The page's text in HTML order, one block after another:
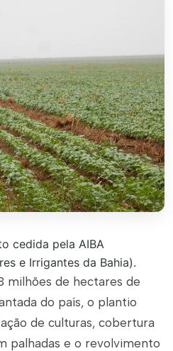
cedida pela AIBA
e Irrigantes da Bahia).
milhões de hectares de
do país, o plantio
de culturas, cobertura
palhadas e o revolvimento